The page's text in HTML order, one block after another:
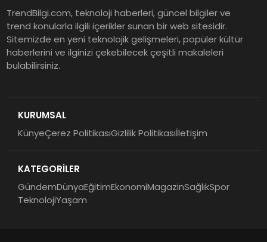
TrendBilgi.com, teknoloji haberleri, güncel bilgiler ve
trend konularla ilgili içerikler sunan bir web sitesidir.
Sitemizde en yeni teknolojik gelişmeleri, popüler kültür
haberlerini ve ilginizi çekebilecek çeşitli makaleleri
bulabilirsiniz.
KURUMSAL
KünyeÇerez PolitikasıGizlilik Politikasıİletişim
KATEGORİLER
GündemDünyaEğitimEkonomiMagazinSağlıkSpor
TeknolojiYaşam